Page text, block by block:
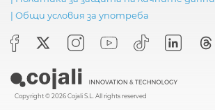
| Общи условия за употреба
Copyright © 2026 Cojali S.L. All rights reserved